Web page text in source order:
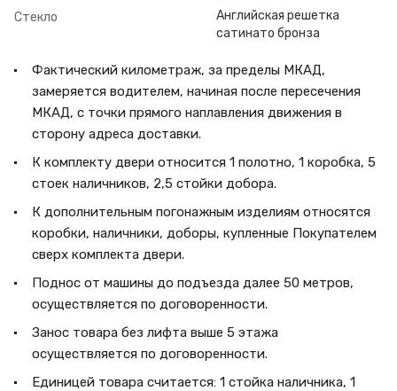
Стекло
Английская решетка
сатинато бронза
Фактический километраж, за пределы МКАД,
замеряется водителем, начиная после пересечения
МКАД, с точки прямого наплавления движения в
сторону адреса доставки.
К комплекту двери относится 1 полотно, 1 коробка, 5
стоек наличников, 2,5 стойки добора.
К дополнительным погонажным изделиям относятся
коробки, наличники, доборы, купленные Покупателем
сверх комплекта двери.
Поднос от машины до подъезда далее 50 метров,
осуществляется по договоренности.
Занос товара без лифта выше 5 этажа
осуществляется по договоренности.
Единицей товара считается: 1 стойка наличника, 1